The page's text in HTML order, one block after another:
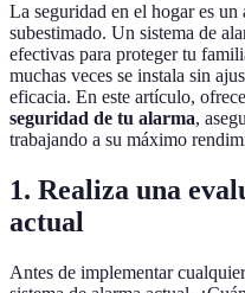
La seguridad en el hogar es un
subestimado. Un sistema de
efectivas para proteger tu
muchas veces se instala sin
eficacia. En este artículo,
seguridad de tu alarma,
trabajando a su máximo
1. Realiza una
actual
Antes de implementar